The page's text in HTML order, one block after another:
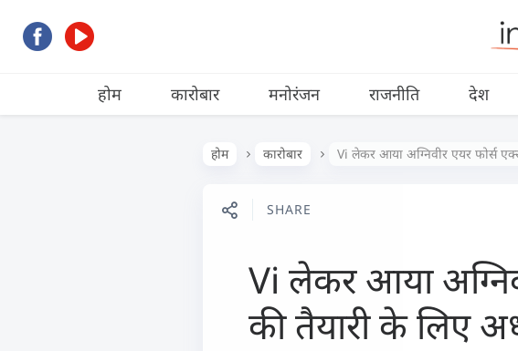
होम कारोबार मनोरंजन राजनीति देश
होम कारोबार Vi लेकर आया अग्निवीर एयर फोर्स
SHARE
Vi लेकर आया
की तैयारी के लिए